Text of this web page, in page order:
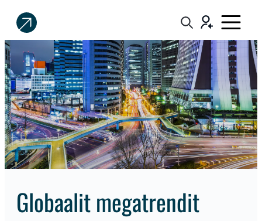
Sijoittaja.fi
Tee
parempia
sijoituspäätöksiä
Globaalit megatrendit